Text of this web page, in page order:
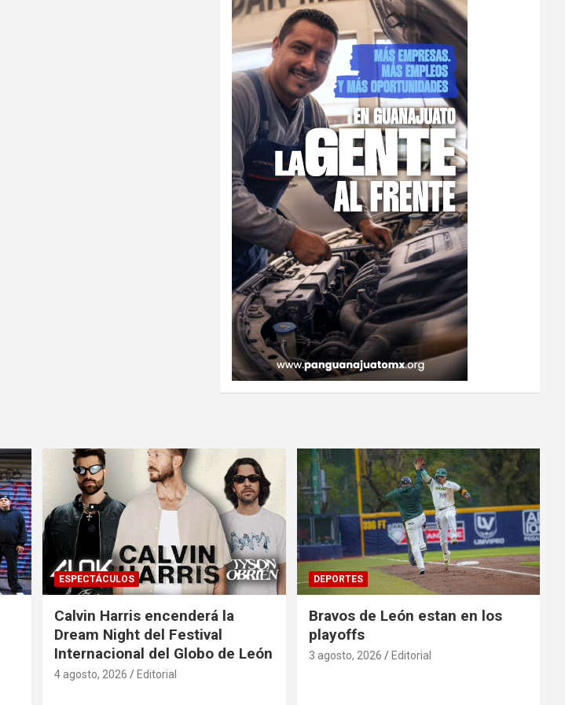
ESPECTÁCULOS
Calvin Harris encenderá la
Dream Night del Festival
Internacional del Globo de León
4 agosto, 2026 Editorial
DEPORTES
Bravos de León estan en los
playoffs
3 agosto, 2026 Editorial